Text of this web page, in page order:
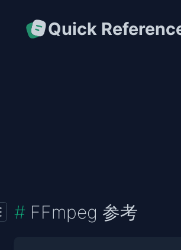
Quick
FFmpeg 参考